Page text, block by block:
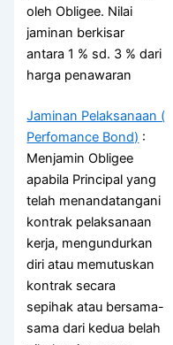
oleh Obligee. Nilai
jaminan berkisar
antara 1 % sd. 3 % dari
harga penawaran
Jaminan Pelaksanaan (
Perfomance Bond) :
Menjamin Obligee
apabila Principal yang
telah menandatangani
kontrak pelaksanaan
kerja, mengundurkan
diri atau memutuskan
kontrak secara
sepihak atau bersama-
sama dari kedua belah